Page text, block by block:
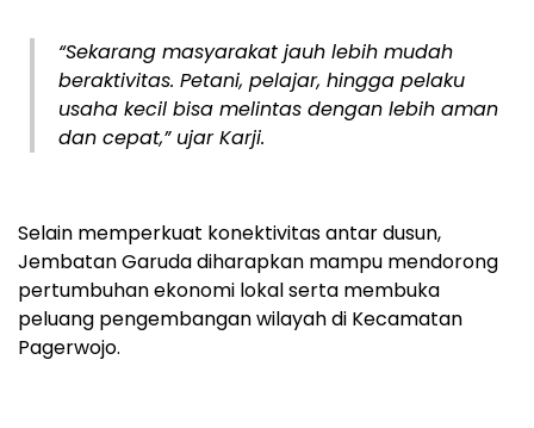
“Sekarang masyarakat jauh lebih mudah
beraktivitas. Petani, pelajar, hingga pelaku
usaha kecil bisa melintas dengan lebih aman
dan cepat,” ujar Karji.
Selain memperkuat konektivitas antar dusun,
Jembatan Garuda diharapkan mampu mendorong
pertumbuhan ekonomi lokal serta membuka
peluang pengembangan wilayah di Kecamatan
Pagerwojo.